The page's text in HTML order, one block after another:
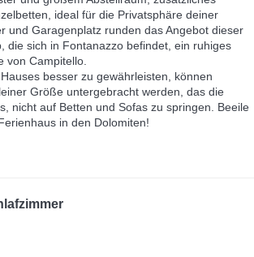
ideal für die Privatsphäre deiner
und Garagenplatz runden das Angebot dieser
die sich in Fontanazzo befindet, ein ruhiges
von Campitello.
besser zu gewährleisten, können
Größe untergebracht werden, das die
nicht auf Betten und Sofas zu springen. Beeile
in den Dolomiten!